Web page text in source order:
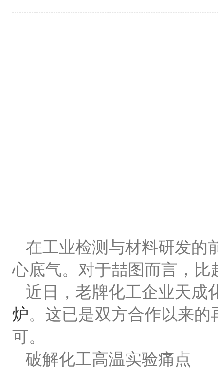
在工业检测与材料研发的
心底气。对于喆图而言，
近日，老牌化工企业天成
炉。这已是双方合作以来
可。
破解化工高温实验痛点